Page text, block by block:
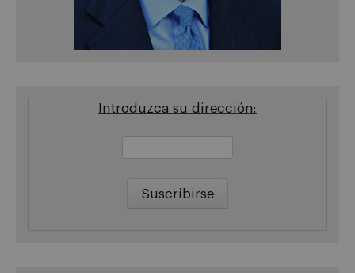
Introduzca su dirección: